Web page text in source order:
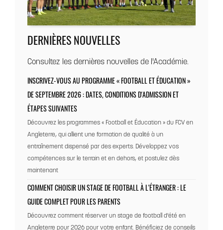
DERNIÈRES NOUVELLES
Consultez les dernières nouvelles de l'Académie.
INSCRIVEZ-VOUS AU PROGRAMME « FOOTBALL ET ÉDUCATION »
DE SEPTEMBRE 2026 : DATES, CONDITIONS D'ADMISSION ET
ÉTAPES SUIVANTES
Découvrez les programmes « Football et Éducation » du FCV en
Angleterre, qui allient une formation de qualité à un
entraînement dispensé par des experts. Développez vos
compétences sur le terrain et en dehors, et postulez dès
maintenant
COMMENT CHOISIR UN STAGE DE FOOTBALL À L'ÉTRANGER : LE
GUIDE COMPLET POUR LES PARENTS
Découvrez comment réserver un stage de football d'été en
Angleterre pour 2026 pour votre enfant. Bénéficiez de conseils